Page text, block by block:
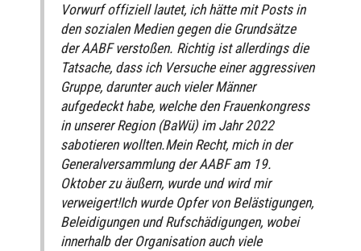
Vorwurf offiziell lautet, ich hätte mit Posts in
den sozialen Medien gegen die Grundsätze
der AABF verstoßen. Richtig ist allerdings die
Tatsache, dass ich Versuche einer aggressiven
Gruppe, darunter auch vieler Männer
aufgedeckt habe, welche den Frauenkongress
in unserer Region (BaWü) im Jahr 2022
sabotieren wollten.Mein Recht, mich in der
Generalversammlung der AABF am 19.
Oktober zu äußern, wurde und wird mir
verweigert!Ich wurde Opfer von Belästigungen,
Beleidigungen und Rufschädigungen, wobei
innerhalb der Organisation auch viele